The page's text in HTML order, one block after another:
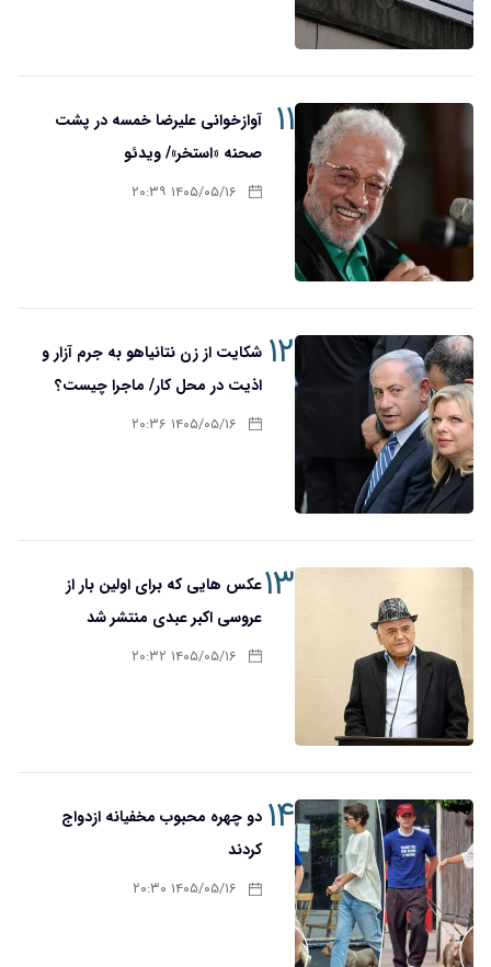
۱۱
آوازخوانی علیرضا خمسه در پشت
صحنه «استخر»/ ویدئو
۱۴۰۵/۰۵/۱۶ ۲۰:۳۹
۱۲ شکایت از زن نتانیاهو به جرم آزار و
اذیت در محل کار/ ماجرا چیست؟
۱۴۰۵/۰۵/۱۶ ۲۰:۳۶
۱۳عکس هایی که برای اولین بار از
عروسی اکبر عبدی منتشر شد
۱۴۰۵/۰۵/۱۶ ۲۰:۳۲
۱۴ دو چهره محبوب مخفیانه ازدواج
کردند
۱۴۰۵/۰۵/۱۶ ۲۰:۳۰